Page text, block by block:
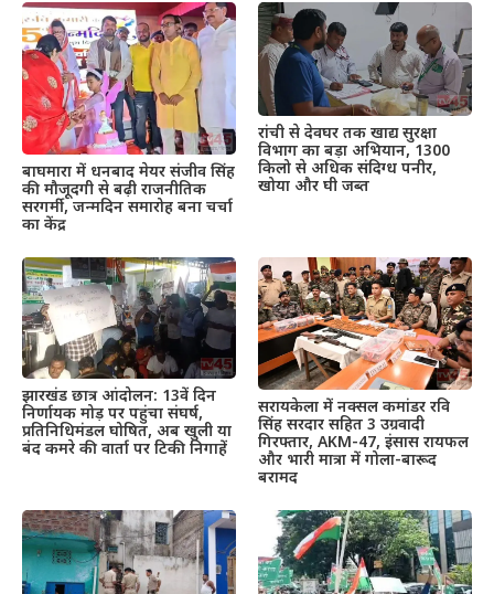
बाघमारा में धनबाद मेयर संजीव सिंह
की मौजूदगी से बढ़ी राजनीतिक
सरगर्मी, जन्मदिन समारोह बना चर्चा
का केंद्र
रांची से देवघर तक खाद्य सुरक्षा
विभाग का बड़ा अभियान, 1300
किलो से अधिक संदिग्ध पनीर,
खोया और घी जब्त
झारखंड छात्र आंदोलन: 13वें दिन
निर्णायक मोड़ पर पहुंचा संघर्ष,
प्रतिनिधिमंडल घोषित, अब खुली या
बंद कमरे की वार्ता पर टिकी निगाहें
सरायकेला में नक्सल कमांडर रवि
सिंह सरदार सहित 3 उग्रवादी
गिरफ्तार, AKM-47, इंसास रायफल
और भारी मात्रा में गोला-बारूद
बरामद